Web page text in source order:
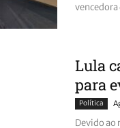
vencedora
Lula
para
Política
Devido ao